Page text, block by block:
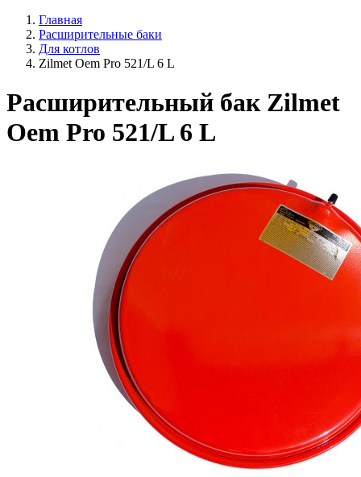
Главная
Расширительные баки
Для котлов
Zilmet Oem Pro 521/L 6 L
Расширительный бак Zilmet
Oem Pro 521/L 6 L